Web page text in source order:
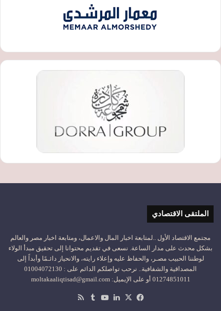
الملتقى الاقتصادي
مجتمع الاقتصاد الأول ..لمتابعة اخبار المال والاعمال، ومتابعة اخبار مصر والعالم
بشكل محدث على مدار الساعة. نسعى في تقديم محتوانا إلى تحقيق مبدأ الولاء
لوطننا الحبيب مصـر، والحفاظ عليه وإعلاء رايته، والانحياز دائـمًا وأبداً إلى
المصداقية والشفافية.. نرحب تواصلكم الدائم على : 01004072130
01274851011 أو على الإيميل: moltakaaliqtisad@gmail.com
فيسبوك
‫X لينكدإن‫YouTube